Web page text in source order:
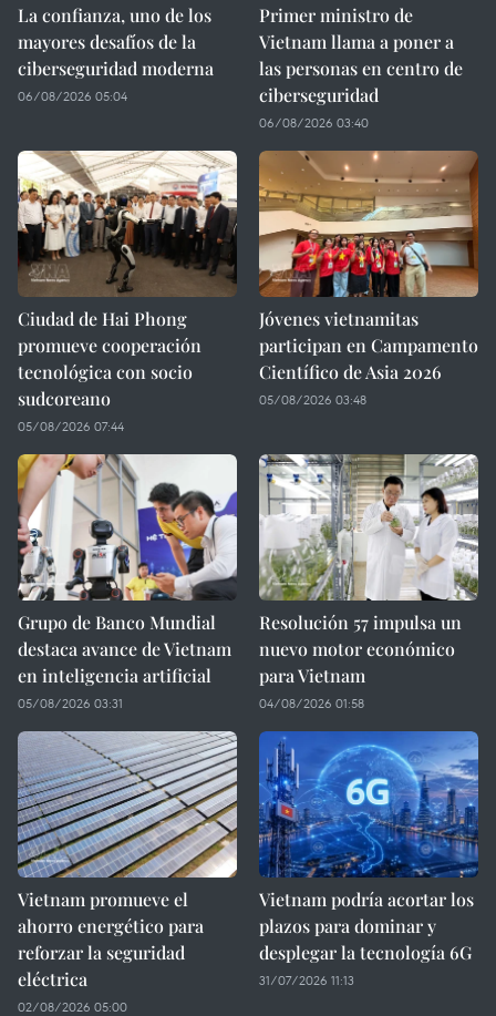
La confianza, uno de los
mayores desafíos de la
ciberseguridad moderna
06/08/2026 05:04
Primer ministro de
Vietnam llama a poner a
las personas en centro de
ciberseguridad
06/08/2026 03:40
Ciudad de Hai Phong
promueve cooperación
tecnológica con socio
sudcoreano
05/08/2026 07:44
Jóvenes vietnamitas
participan en Campamento
Científico de Asia 2026
05/08/2026 03:48
Grupo de Banco Mundial
destaca avance de Vietnam
en inteligencia artificial
05/08/2026 03:31
Resolución 57 impulsa un
nuevo motor económico
para Vietnam
04/08/2026 01:58
Vietnam promueve el
ahorro energético para
reforzar la seguridad
eléctrica
02/08/2026 05:00
Vietnam podría acortar los
plazos para dominar y
desplegar la tecnología 6G
31/07/2026 11:13